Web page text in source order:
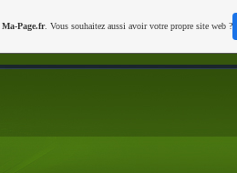
Ma-Page.fr. Vous souhaitez aussi avoir votre propre site web ?